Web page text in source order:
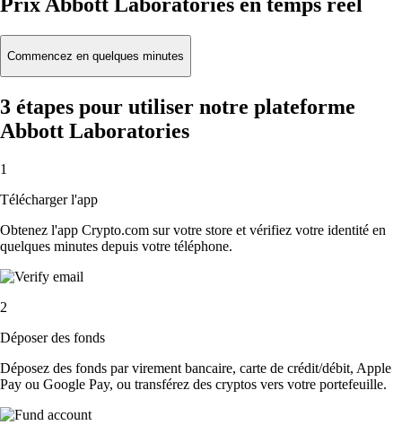
Commencez en quelques minutes
3 étapes pour utiliser notre plateforme
Abbott Laboratories
1
Télécharger l'app
Obtenez l'app Crypto.com sur votre store et vérifiez votre identité en
quelques minutes depuis votre téléphone.
2
Déposer des fonds
Déposez des fonds par virement bancaire, carte de crédit/débit, Apple
Pay ou Google Pay, ou transférez des cryptos vers votre portefeuille.